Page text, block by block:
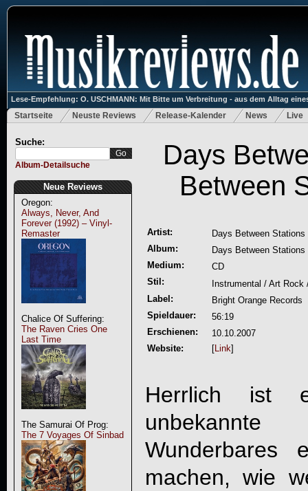
Lese-Empfehlung: O. USCHMANN: Mit Bitte um Verbreitung - aus dem Alltag
Startseite Neuste Reviews Release-Kalender News Live
Suche:
Album-Detailsuche
Neue Reviews
Oregon:
Always, Never, And
Forever (1992) – Vinyl-
Remaster
Chalice Of Suffering:
The Raven Cries One
Last Time
The Samurai Of Prog:
The 7 Voyages Of Sinbad
Days
Between
Artist:
Days Between Stations
Album:
Days Between Stations
Medium:
CD
Stil:
Instrumental / Art
Label:
Bright Orange Records
Spieldauer:
56:19
Erschienen:
10.10.2007
Website:
[Link]
Herrlich ist
Wunderbares
machen, wie